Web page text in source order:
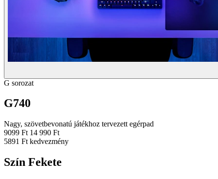
G sorozat
G740
Nagy, szövetbevonatú játékhoz tervezett egérpad
9099 Ft 14 990 Ft
5891 Ft kedvezmény
Szín Fekete